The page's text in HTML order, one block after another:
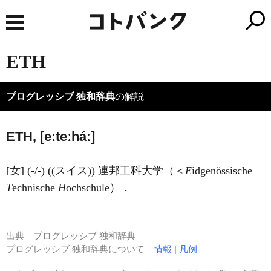
ETH
プログレッシブ 独和辞典の解説
ETH, [eːteːháː]
[女] (-/-) ((スイス)) 連邦工科大学（＜ Eidgenössische
Technische Hochschule）．
出典 プログレッシブ 独和辞典
プログレッシブ 独和辞典について情報 | 凡例